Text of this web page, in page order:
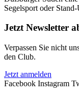
Segelsport oder
Jetzt Newsletter
Verpassen Sie nicht
den Club.
Jetzt anmelden
Facebook Instagram